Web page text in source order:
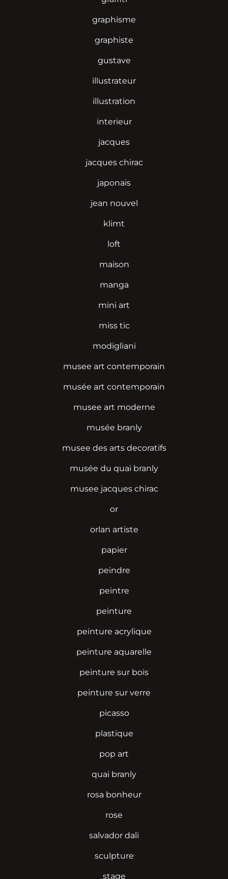
graphisme
graphiste
gustave
illustrateur
illustration
interieur
jacques
jacques chirac
japonais
jean nouvel
klimt
loft
maison
manga
mini art
miss tic
modigliani
musee art contemporain
musée art contemporain
musee art moderne
musée branly
musee des arts decoratifs
musée du quai branly
musee jacques chirac
or
orlan artiste
papier
peindre
peintre
peinture
peinture acrylique
peinture aquarelle
peinture sur bois
peinture sur verre
picasso
plastique
pop art
quai branly
rosa bonheur
rose
salvador dali
sculpture
stage